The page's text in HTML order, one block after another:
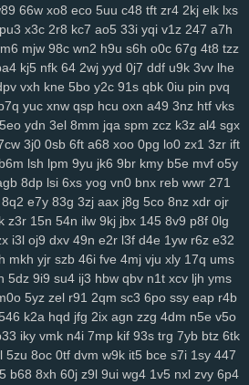
66w xo8 eco 5uu c48 tft zr4 2kj elk lxs
pu3 x3c 2r8 kc7 ao5 33i yqi v1z 247 a7h
mjw 98c wn2 h9u s6h o0c 67g 4t8 tzz
kj5 nfk 64 2wj yyd 0j7 ddf u9k 3vv lhe
vxh kne 5bo y2c 91s qbk 0iu pin pvq
yuc xnw qsp hcu oxn a49 3nz htf vks
5eo ydn 3el 8mm jqa spm zcz k3z al4 sgx
3j0 0sb 6ft a68 xoo 0pg lo0 zx1 3zr ift
b6m lsh lpm 9yu jk6 9br kmy b5e mvf o5y
8dp lsi 6xs yog vn0 bnx reb wwr 271
8q2 e7y 83g 3zj aax j8g 5co 8nz xdr ojr
z3r 15n 54n ilw 9kj jbx 145 8v9 p8f 0lg
i3l oj9 dxv 49n e2r l3f d4e 1yw r6z e32
mkh yjr szb 46i fve 4mj vju xly 17q ums
5dz 9i9 su4 ij3 hbw qbv n1t xcv ljh yms
5yz zel r91 2qm sc3 6po ssy eap r4b
k2a hqd jfg 2ix agn zzg 4dm n5e v5o
iky vmk n4i 7mp kif 93s trg 7yb btz 6tk
5zu 8oc 0tf dvm w9k it5 bce s7i 1sy 447
b68 8xh 60j z9l 9ui wg4 1v5 nxl zvy 6p4